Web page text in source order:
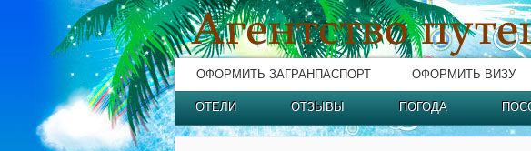
ОФОРМИТЬ ЗАГРАНПАСПОРТ ОФОРМИТЬ ВИЗУ
ОТЕЛИ ОТЗЫВЫ ПОГОДА